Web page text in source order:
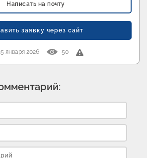
Написать на почту
заявку через сайт
января 2026 50